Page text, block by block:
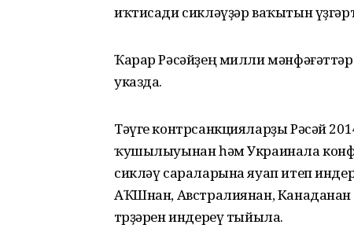
иҡтисади сикләүҙәр ваҡытын
Ҡарар Рәсәйҙең милли
указда.
Тәүге контрсанкцияларҙы Рәсәй
ҡушылыуынан һәм Украинала
сикләү сараларына яуап итеп
АҠШнан, Австралиянан, Канаданан
төрҙәрен индереү тыйыла.